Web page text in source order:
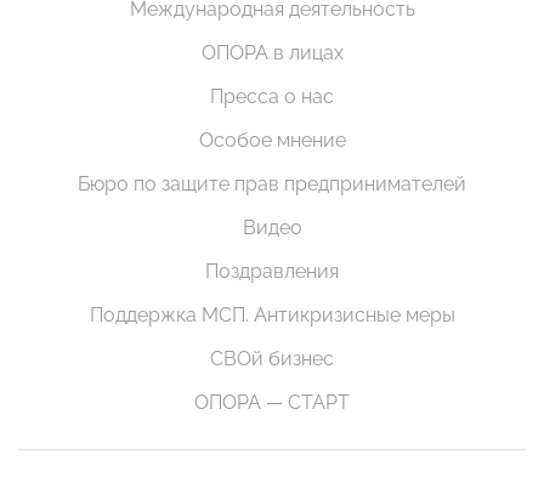
Международная деятельность
ОПОРА в лицах
Пресса о нас
Особое мнение
Бюро по защите прав предпринимателей
Видео
Поздравления
Поддержка МСП. Антикризисные меры
СВОй бизнес
ОПОРА — СТАРТ